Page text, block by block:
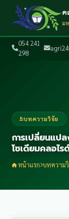
054 241
298
ค
ม
บทความวิจัย
การเปลี่ยนแป
โซเดียมคลอไ
หน้าแรก บทความ